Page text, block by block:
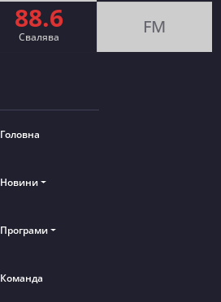
88.6
Cвалява FM
Головна
Новини
Програми
Команда